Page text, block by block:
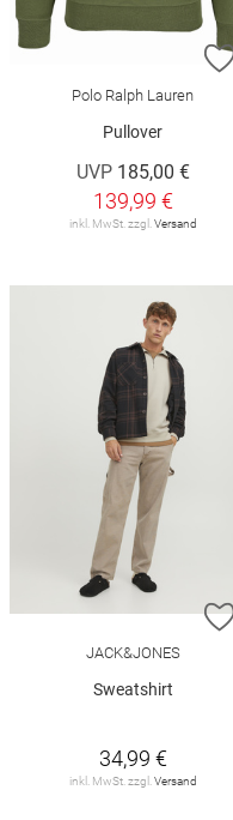
Polo Ralph Lauren
Pullover
UVP 185,00 €
139,99 €
inkl. MwSt. zzgl. Versand
JACK&JONES
Sweatshirt
34,99 €
inkl. MwSt. zzgl. Versand